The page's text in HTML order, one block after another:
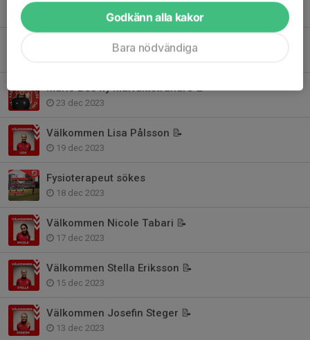
Tidigare nyheter
Mario Bes ny målvaktstränare 📝
23 dec 2023
Välkommen Lisa Pålsson 📝
19 dec 2023
Fysioterapeut sökes
18 dec 2023
Välkommen Nicole Tabari 📝
17 dec 2023
Välkommen Stella Eriksson 📝
15 dec 2023
Välkommen Josefin Steger 📝
13 dec 2023
Godkänn alla kakor
Bara nödvändiga